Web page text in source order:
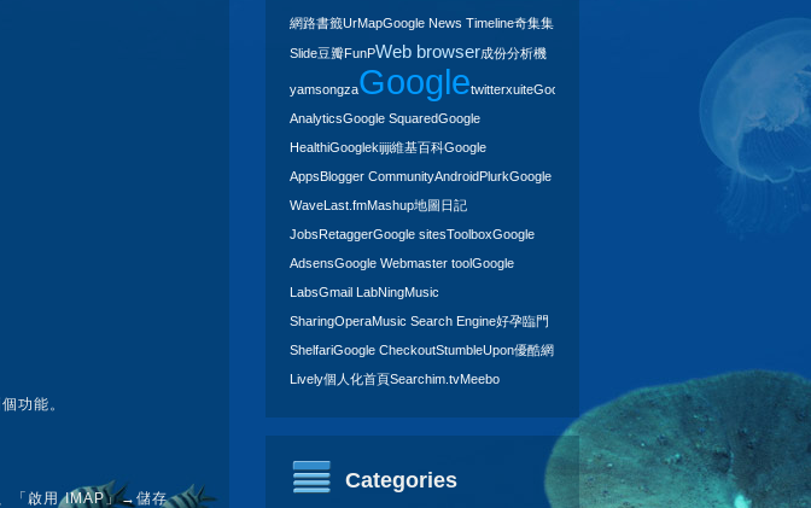
功能。
「啟用 IMAP」→儲存
網路書籤UrMapGoogle News Timeline奇集集
Slide豆瓣FunPWeb browser成份分析機
yamsongzaGoogletwitterxuiteGoogle
AnalyticsGoogle SquaredGoogle
HealthiGooglekijiji維基百科Google
AppsBlogger CommunityAndroidPlurkGoogle
WaveLast.fmMashup地圖日記
JobsRetaggerGoogle sitesToolboxGoogle
AdsensGoogle Webmaster toolGoogle
LabsGmail LabNingMusic
SharingOperaMusic Search Engine好孕臨門
ShelfariGoogle CheckoutStumbleUpon優酷網
Lively個人化首頁Searchim.tvMeebo
Categories